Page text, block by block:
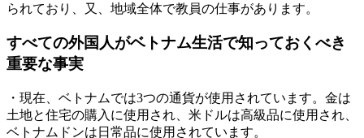
られており、又、地域全体で教員の仕事があります。
すべての外国人がベトナム生活で知っておくべき
重要な事実
・現在、ベトナムでは3つの通貨が使用されています。金は
土地と住宅の購入に使用され、米ドルは高級品に使用され、
ベトナムドンは日常品に使用されています。